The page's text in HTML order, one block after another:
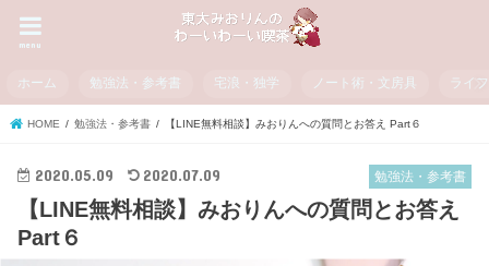
menu
ホーム 勉強法・参考書 宅浪・独学 ノート術・文房具 ライ
HOME 勉強法・参考書 【LINE無料相談】みおりんへの質問とお答え Part６
勉強法・参考書
2020.05.09 2020.07.09
【LINE無料相談】みおりんへの質問とお答え
Part６